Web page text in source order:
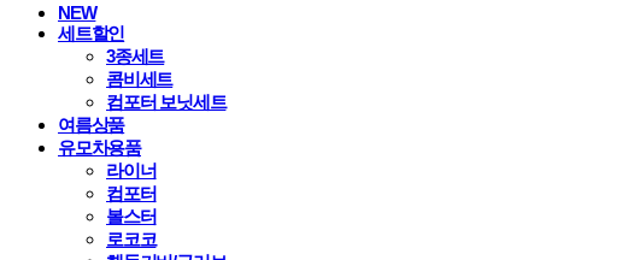
NEW
세트할인
3종세트
콤비세트
컴포터 보닛세트
여름상품
유모차용품
라이너
컴포터
볼스터
로코코